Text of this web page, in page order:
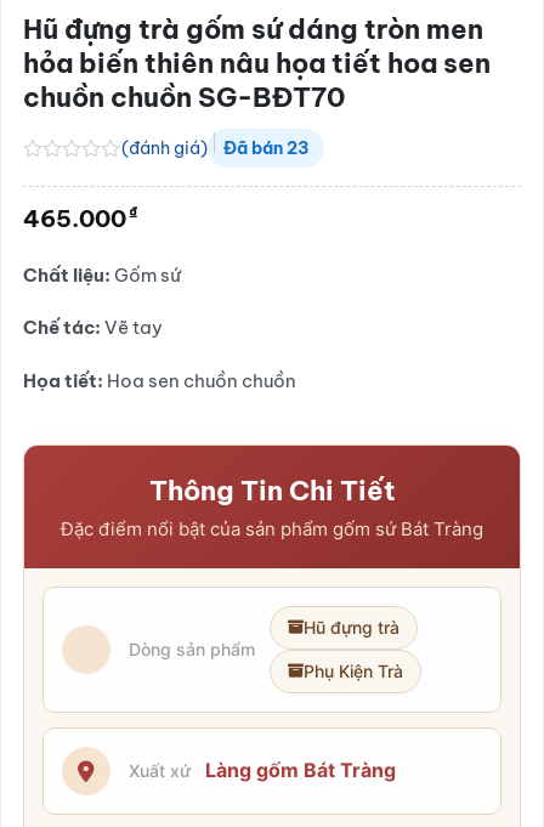
Hũ đựng trà gốm sứ dáng tròn men
hỏa biến thiên nâu họa tiết hoa sen
chuồn chuồn SG-BĐT70
hạng
sao
(đánh giá) Đã bán23
465.000₫
Chất liệu: Gốm sứ
Chế tác: Vẽ tay
Họa tiết: Hoa sen chuồn chuồn
Thông Tin Chi Tiết
Đặc điểm nổi bật của sản phẩm gốm sứ Bát Tràng
Dòng sản phẩm
Hũ đựng trà
Phụ Kiện Trà
Xuất xứ Làng gốm Bát Tràng